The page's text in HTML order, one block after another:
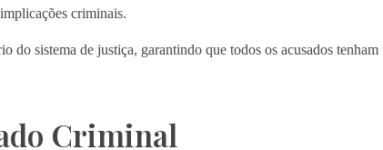
criminais.
sistema de justiça, garantindo que todos os acusados tenham
Criminal